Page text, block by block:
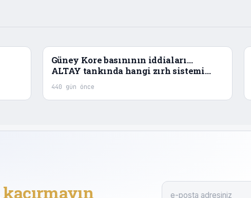
Güney Kore basınının iddiaları…
ALTAY tankında hangi zırh sistemi
kullanılıyor?
440 gün önce
kaçırmayın